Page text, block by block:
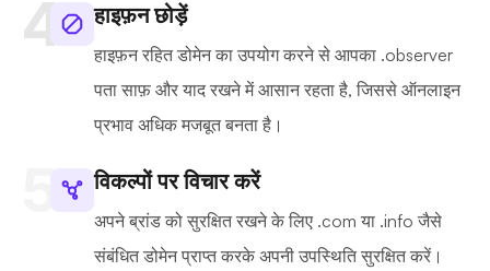
हाइफ़न छोड़ें
हाइफ़न रहित डोमेन का उपयोग करने से आपका .observer
पता साफ़ और याद रखने में आसान रहता है, जिससे ऑनलाइन
प्रभाव अधिक मजबूत बनता है।
विकल्पों पर विचार करें
अपने ब्रांड को सुरक्षित रखने के लिए .com या .info जैसे
संबंधित डोमेन प्राप्त करके अपनी उपस्थिति सुरक्षित करें।